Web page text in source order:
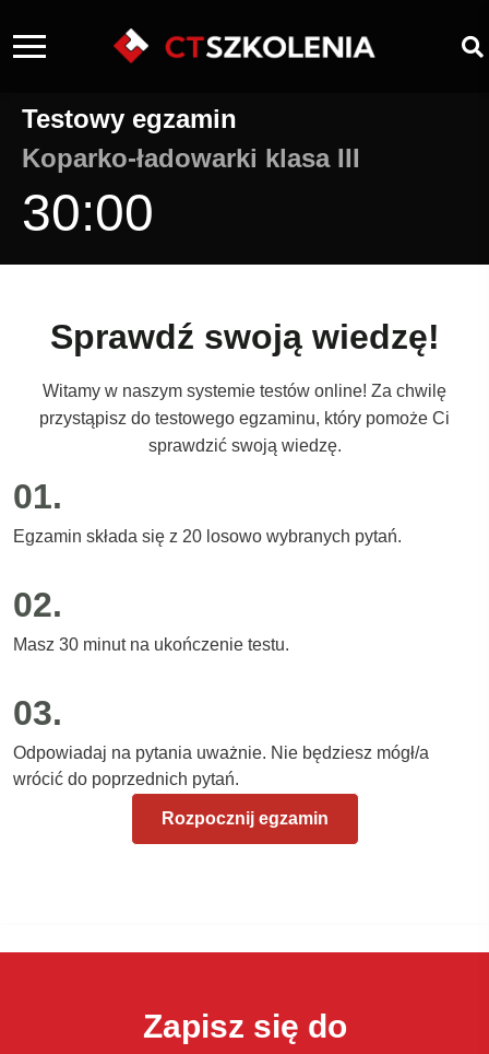
Testowy egzamin
Koparko-ładowarki klasa III
30:00
Sprawdź swoją wiedzę!
Witamy w naszym systemie testów online! Za chwilę
przystąpisz do testowego egzaminu, który pomoże Ci
sprawdzić swoją wiedzę.
01.
Egzamin składa się z 20 losowo wybranych pytań.
02.
Masz 30 minut na ukończenie testu.
03.
Odpowiadaj na pytania uważnie. Nie będziesz mógł/a
wrócić do poprzednich pytań.
Rozpocznij egzamin
Zapisz się do